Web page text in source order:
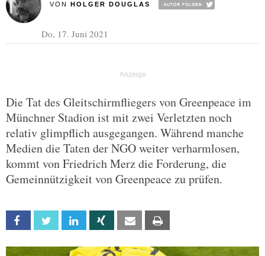
VON HOLGER DOUGLAS
Do, 17. Juni 2021
Die Tat des Gleitschirmfliegers von Greenpeace im
Münchner Stadion ist mit zwei Verletzten noch
relativ glimpflich ausgegangen. Während manche
Medien die Taten der NGO weiter verharmlosen,
kommt von Friedrich Merz die Forderung, die
Gemeinnützigkeit von Greenpeace zu prüfen.
Facebook Twitter Linkedin Xing Email